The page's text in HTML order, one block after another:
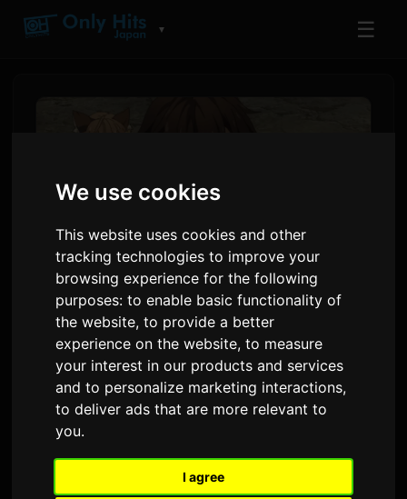
We use cookies
This website uses cookies and other
tracking technologies to improve your
browsing experience for the following
purposes:to enable basic functionality of
the website,to provide a better
experience on the website,to measure
your interest in our products and services
and to personalize marketing interactions,
to deliver ads that are more relevant to
you.
I agree
▼ ☰
'Koko Ore' Anime 2-nji
Bölümiň Öňünden Syny we
Global Yaylym Jikme-
Jiklikleri
Samtarapyndan
8 iýul 2026
Iňlis dilinden terjime edilmiştir